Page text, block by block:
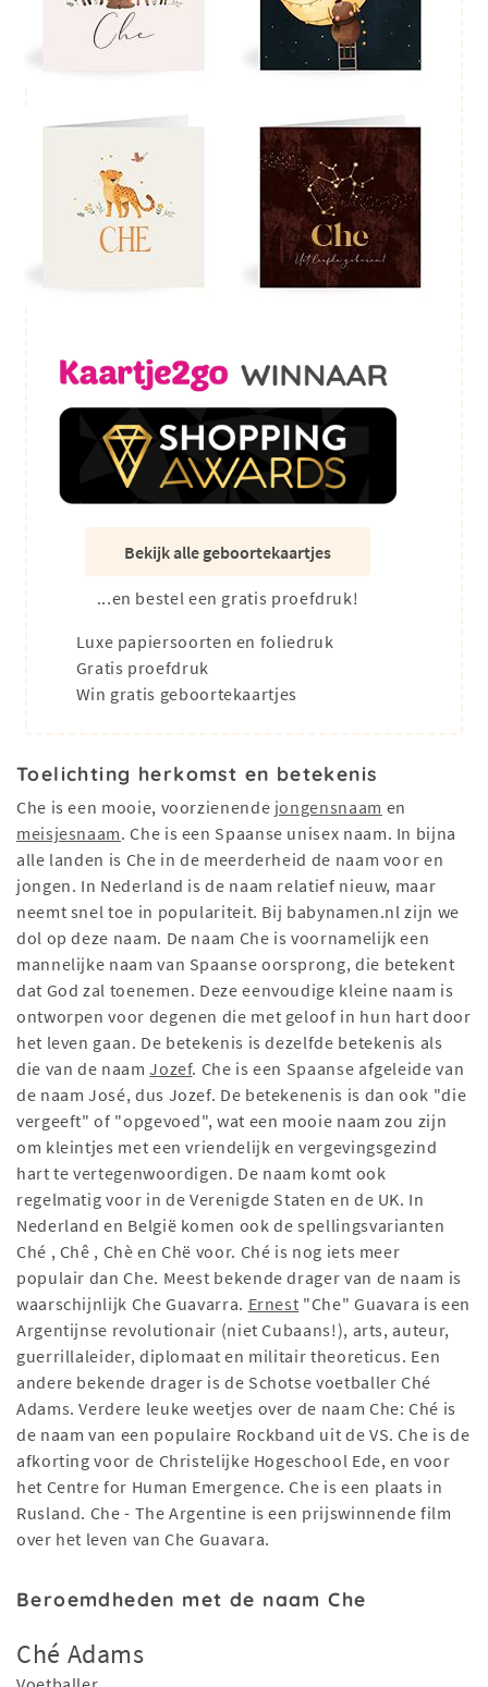
Bekijk alle geboortekaartjes
...en bestel een gratis proefdruk!
Luxe papiersoorten en foliedruk
Gratis proefdruk
Win gratis geboortekaartjes
Toelichting herkomst en betekenis
Che is een mooie, voorzienende jongensnaam en
meisjesnaam. Che is een Spaanse unisex naam. In bijna
alle landen is Che in de meerderheid de naam voor en
jongen. In Nederland is de naam relatief nieuw, maar
neemt snel toe in populariteit. Bij babynamen.nl zijn we
dol op deze naam. De naam Che is voornamelijk een
mannelijke naam van Spaanse oorsprong, die betekent
dat God zal toenemen. Deze eenvoudige kleine naam is
ontworpen voor degenen die met geloof in hun hart door
het leven gaan. De betekenis is dezelfde betekenis als
die van de naamJozef. Che is een Spaanse afgeleide van
de naam José, dus Jozef. De betekenenis is dan ook "die
vergeeft" of "opgevoed", wat een mooie naam zou zijn
om kleintjes met een vriendelijk en vergevingsgezind
hart te vertegenwoordigen. De naam komt ook
regelmatig voor in de Verenigde Staten en de UK. In
Nederland en België komen ook de spellingsvarianten
Ché , Chê , Chè en Chë voor. Ché is nog iets meer
populair dan Che. Meest bekende drager van de naam is
waarschijnlijk Che Guavarra. Ernest "Che" Guavara is een
Argentijnse revolutionair (niet Cubaans!), arts, auteur,
guerrillaleider, diplomaat en militair theoreticus. Een
andere bekende drager is de Schotse voetballer Ché
Adams. Verdere leuke weetjes over de naam Che: Ché is
de naam van een populaire Rockband uit de VS. Che is de
afkorting voor de Christelijke Hogeschool Ede, en voor
het Centre for Human Emergence. Che is een plaats in
Rusland. Che - The Argentine is een prijswinnende film
over het leven van Che Guavara.
Beroemdheden met de naam Che
Ché Adams